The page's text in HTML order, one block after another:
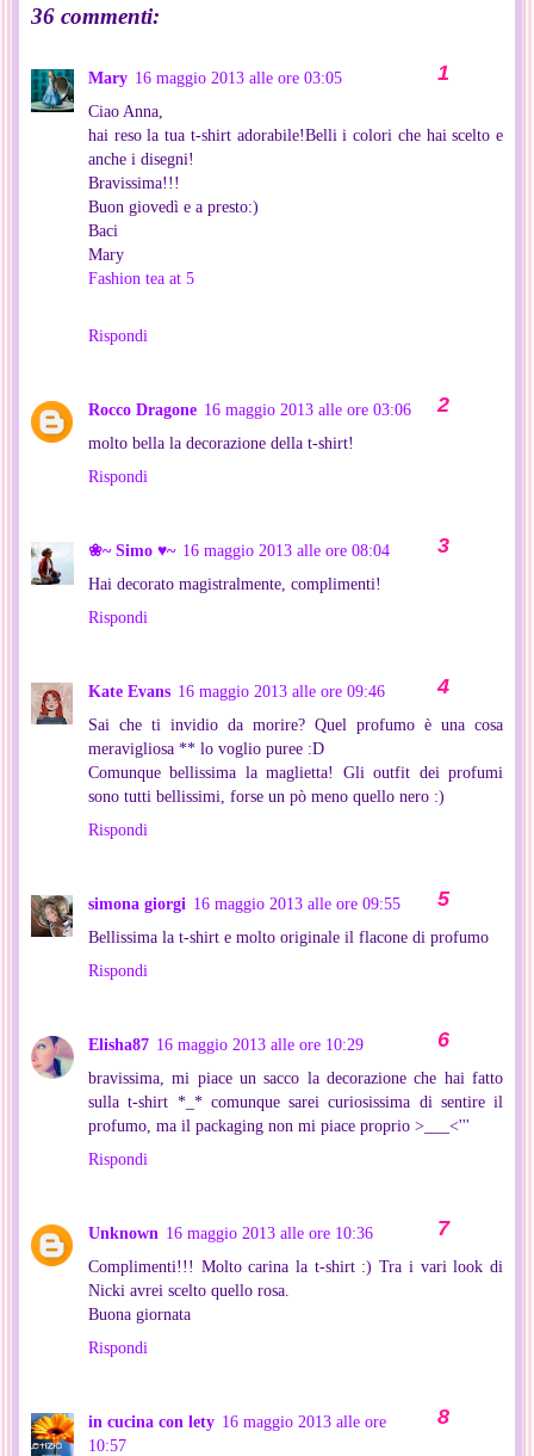
36 commenti:
Mary 16 maggio 2013 alle ore 03:05
Ciao Anna,
hai reso la tua t-shirt adorabile!Belli i colori che hai scelto e
anche i disegni!
Bravissima!!!
Buon giovedì e a presto:)
Baci
Mary
Fashion tea at 5
Rispondi
Rocco Dragone 16 maggio 2013 alle ore 03:06
molto bella la decorazione della t-shirt!
Rispondi
❀~ Simo ♥~ 16 maggio 2013 alle ore 08:04
Hai decorato magistralmente, complimenti!
Rispondi
Kate Evans 16 maggio 2013 alle ore 09:46
Sai che ti invidio da morire? Quel profumo è una cosa
meravigliosa ** lo voglio puree :D
Comunque bellissima la maglietta! Gli outfit dei profumi
sono tutti bellissimi, forse un pò meno quello nero :)
Rispondi
simona giorgi 16 maggio 2013 alle ore 09:55
Bellissima la t-shirt e molto originale il flacone di profumo
Rispondi
Elisha87 16 maggio 2013 alle ore 10:29
bravissima, mi piace un sacco la decorazione che hai fatto
sulla t-shirt *_* comunque sarei curiosissima di sentire il
profumo, ma il packaging non mi piace proprio >___<'''
Rispondi
Unknown 16 maggio 2013 alle ore 10:36
Complimenti!!! Molto carina la t-shirt :) Tra i vari look di
Nicki avrei scelto quello rosa.
Buona giornata
Rispondi
in cucina con lety 16 maggio 2013 alle ore
10:57